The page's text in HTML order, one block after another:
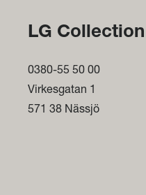
LG Collection
0380-55 50 00
Virkesgatan 1
571 38 Nässjö